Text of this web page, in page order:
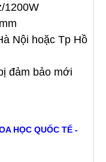
1200W
Nội hoặc Tp Hồ
đảm bảo mới
HỌC QUỐC TẾ -